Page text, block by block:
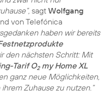
sagt Wolfgang
von Telefónica
haben wir bereits
den nächsten Schritt: Mit
Tarif O2my Home XL
ganz neue Möglichkeiten,
Zuhause zu nutzen.“